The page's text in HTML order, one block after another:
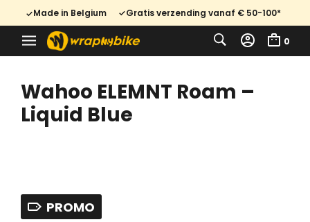
Made in Belgium Gratis verzending vanaf € 50-100*
0
Wahoo ELEMNT Roam –
Liquid Blue
PROMO